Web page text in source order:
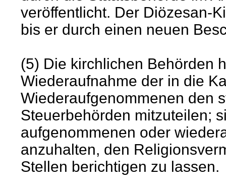
veröffentlicht. Der Diözesan-
bis er durch einen neuen
(5) Die kirchlichen Behörden
Wiederaufnahme der in die
Wiederaufgenommenen den
Steuerbehörden mitzuteilen;
aufgenommenen oder
anzuhalten, den
Stellen berichtigen zu lassen.